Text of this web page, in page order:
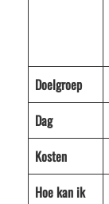
Doelgroep
Dag
Kosten
Hoe kan ik